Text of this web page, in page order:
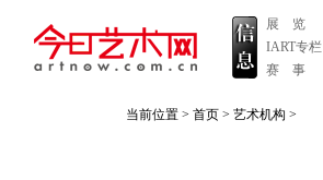
展 览
IART专栏
赛 事
当前位置 > 首页 > 艺术机构 >